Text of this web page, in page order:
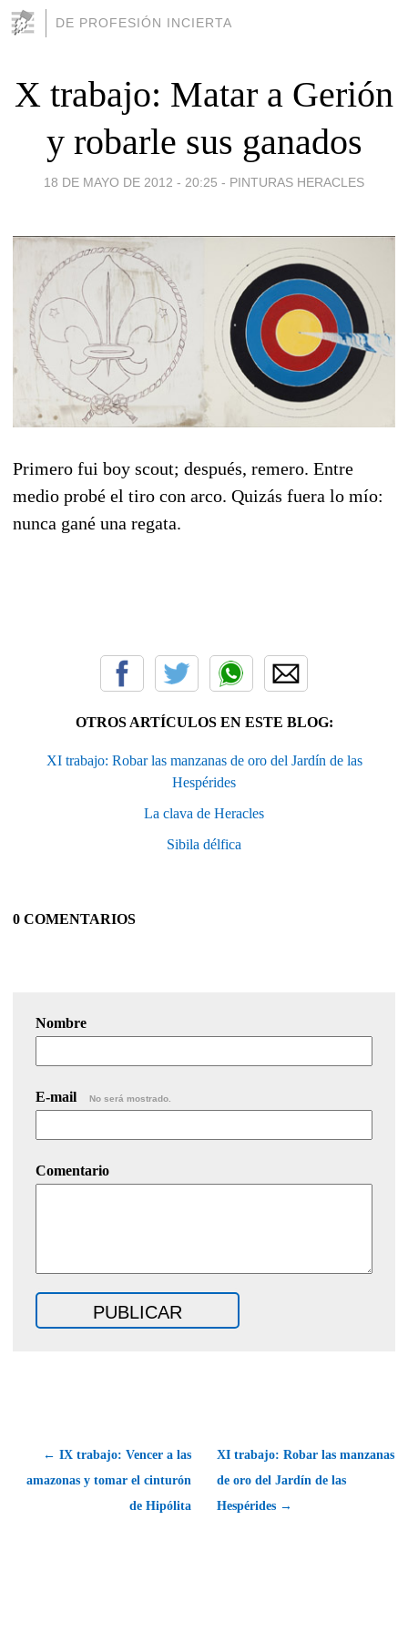
DE PROFESIÓN INCIERTA
X trabajo: Matar a Gerión
y robarle sus ganados
18 DE MAYO DE 2012 - 20:25 - PINTURAS HERACLES
Primero fui boy scout; después, remero. Entre
medio probé el tiro con arco. Quizás fuera lo mío:
nunca gané una regata.
OTROS ARTÍCULOS EN ESTE BLOG:
XI trabajo: Robar las manzanas de oro del Jardín de las
Hespérides
La clava de Heracles
Sibila délfica
0 COMENTARIOS
Nombre
E-mail No será mostrado.
Comentario
← IX trabajo: Vencer a las
amazonas y tomar el cinturón
de Hipólita
XI trabajo: Robar las manzanas
de oro del Jardín de las
Hespérides →